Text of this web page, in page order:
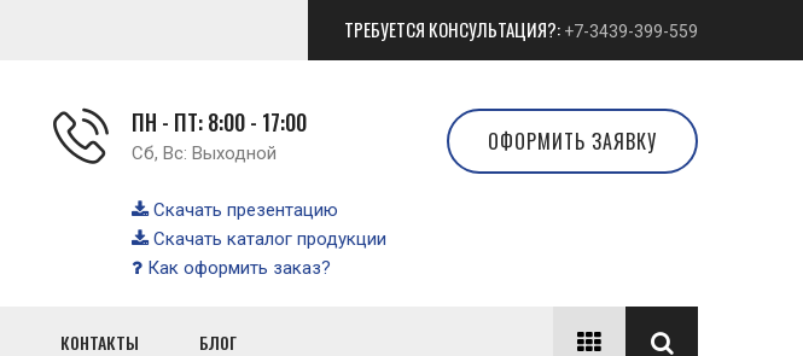
ТРЕБУЕТСЯ КОНСУЛЬТАЦИЯ?: +7-3439-399-559
ПН - ПТ: 8:00 - 17:00
Сб, Вс: Выходной
Скачать презентацию
Скачать каталог продукции
Как оформить заказ?
ОФОРМИТЬ ЗАЯВКУ
КОНТАКТЫ БЛОГ